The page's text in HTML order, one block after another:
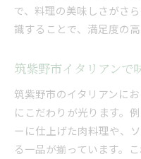
で、料理の美味しさがさ
識することで、満足度の
筑紫野市イタリアンで
筑紫野市のイタリアンに
にこだわりが光ります。
ーに仕上げた肉料理や、
る一品が揃っています。